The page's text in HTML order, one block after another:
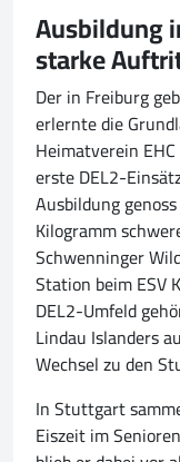
Ausbildung
starke
Der in Freiburg
erlernte die
Heimatverein
erste DEL2-
Ausbildung
Kilogramm
Schwenninger
Station beim ESV
DEL2-Umfeld
Lindau Islanders
Wechsel zu den
In Stuttgart
Eiszeit im